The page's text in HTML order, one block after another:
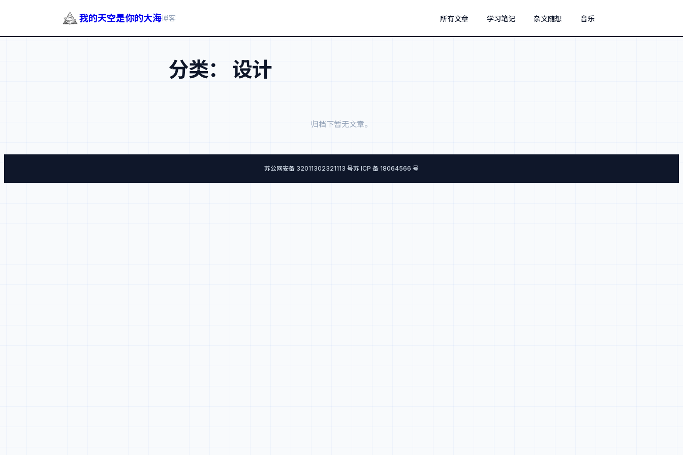
我的天空是你的大海博客 所有文章 学习笔记 杂文随想 音乐
分类： 设计
归档下暂无文章。
苏公网安备 32011302321113 号苏 ICP 备 18064566 号